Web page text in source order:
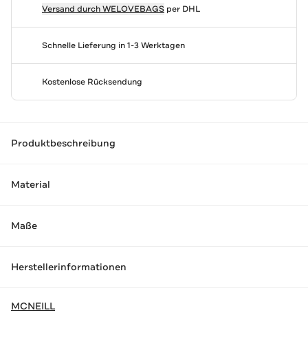
Versand durchWELOVEBAGSper DHL
Schnelle Lieferung in 1-3 Werktagen
Kostenlose Rücksendung
Produktbeschreibung
Material
Maße
Herstellerinformationen
MCNEILL